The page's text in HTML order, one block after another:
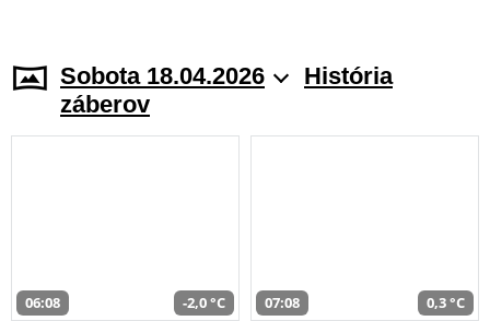
Sobota 18.04.2026
História
záberov
06:08 -2,0 °C 07:08 0,3 °C